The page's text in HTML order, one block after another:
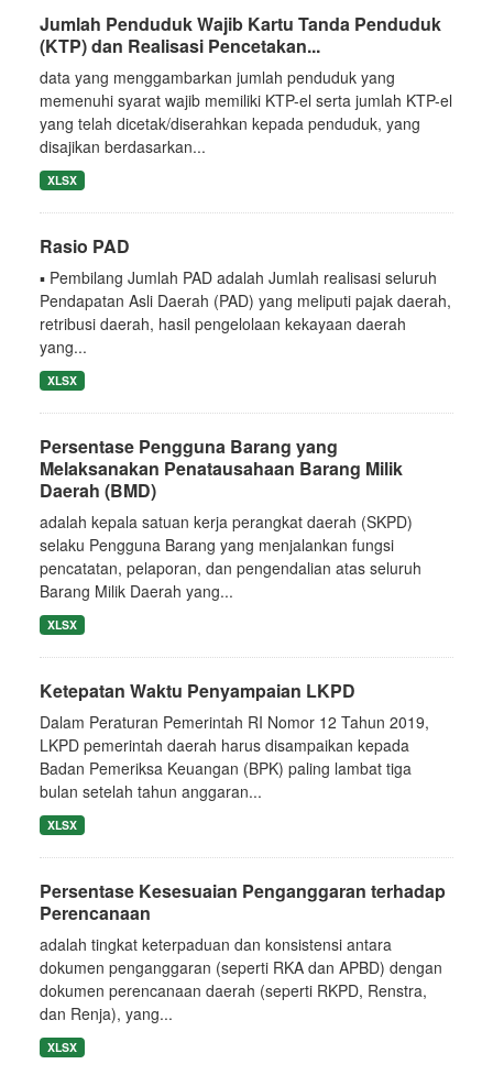
Jumlah Penduduk Wajib Kartu Tanda Penduduk
(KTP) dan Realisasi Pencetakan...
data yang menggambarkan jumlah penduduk yang
memenuhi syarat wajib memiliki KTP-el serta jumlah KTP-el
yang telah dicetak/diserahkan kepada penduduk, yang
disajikan berdasarkan...
XLSX
Rasio PAD
▪ Pembilang Jumlah PAD adalah Jumlah realisasi seluruh
Pendapatan Asli Daerah (PAD) yang meliputi pajak daerah,
retribusi daerah, hasil pengelolaan kekayaan daerah
yang...
XLSX
Persentase Pengguna Barang yang
Melaksanakan Penatausahaan Barang Milik
Daerah (BMD)
adalah kepala satuan kerja perangkat daerah (SKPD)
selaku Pengguna Barang yang menjalankan fungsi
pencatatan, pelaporan, dan pengendalian atas seluruh
Barang Milik Daerah yang...
XLSX
Ketepatan Waktu Penyampaian LKPD
Dalam Peraturan Pemerintah RI Nomor 12 Tahun 2019,
LKPD pemerintah daerah harus disampaikan kepada
Badan Pemeriksa Keuangan (BPK) paling lambat tiga
bulan setelah tahun anggaran...
XLSX
Persentase Kesesuaian Penganggaran terhadap
Perencanaan
adalah tingkat keterpaduan dan konsistensi antara
dokumen penganggaran (seperti RKA dan APBD) dengan
dokumen perencanaan daerah (seperti RKPD, Renstra,
dan Renja), yang...
XLSX